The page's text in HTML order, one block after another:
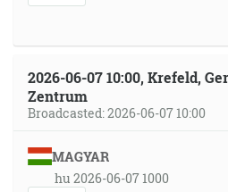
2026-06-07 10:00, Krefeld,
Zentrum
Broadcasted: 2026-06-07 10:00
MAGYAR
hu 2026-06-07 1000